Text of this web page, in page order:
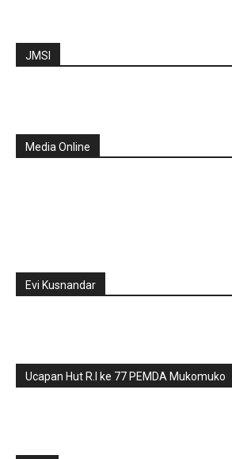
JMSI
Media Online
Evi Kusnandar
Ucapan Hut R.I ke 77 PEMDA Mukomuko